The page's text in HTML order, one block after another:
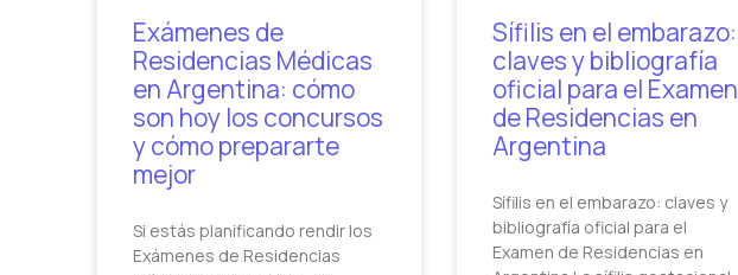
Exámenes de
Residencias Médicas
en Argentina: cómo
son hoy los concursos
y cómo prepararte
mejor
Si estás planificando rendir los
Exámenes de Residencias
Sífilis en el embarazo:
claves y bibliografía
oficial para el Examen
de Residencias en
Argentina
Sífilis en el embarazo: claves y
bibliografía oficial para el
Examen de Residencias en